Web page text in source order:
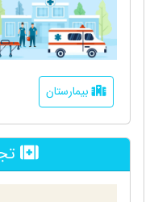
بیمارستان